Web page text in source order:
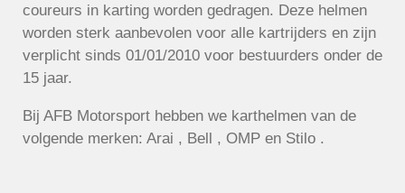
coureurs in karting worden gedragen. Deze helmen
worden sterk aanbevolen voor alle kartrijders en zijn
verplicht sinds 01/01/2010 voor bestuurders onder de
15 jaar.
Bij AFB Motorsport hebben we karthelmen van de
volgende merken: Arai , Bell , OMP en Stilo .